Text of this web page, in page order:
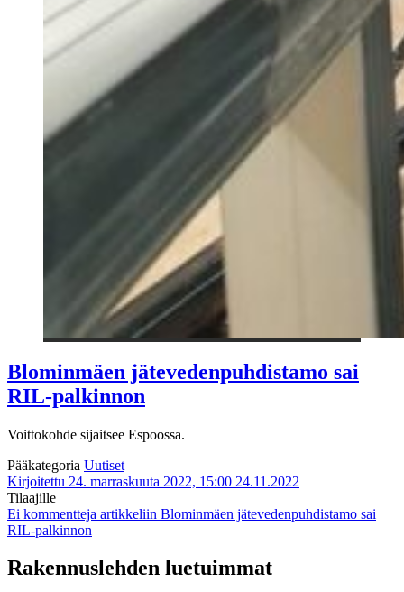
Blominmäen jätevedenpuhdistamo sai
RIL-palkinnon
Voittokohde sijaitsee Espoossa.
Pääkategoria Uutiset
Kirjoitettu 24. marraskuuta 2022, 15:00 24.11.2022
Tilaajille
Ei kommentteja artikkeliin Blominmäen jätevedenpuhdistamo sai
RIL-palkinnon
Rakennuslehden luetuimmat